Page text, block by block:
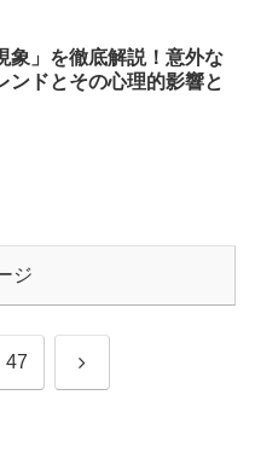
象」を徹底解説！意外な
ンドとその心理的影響と
ジ
47 次